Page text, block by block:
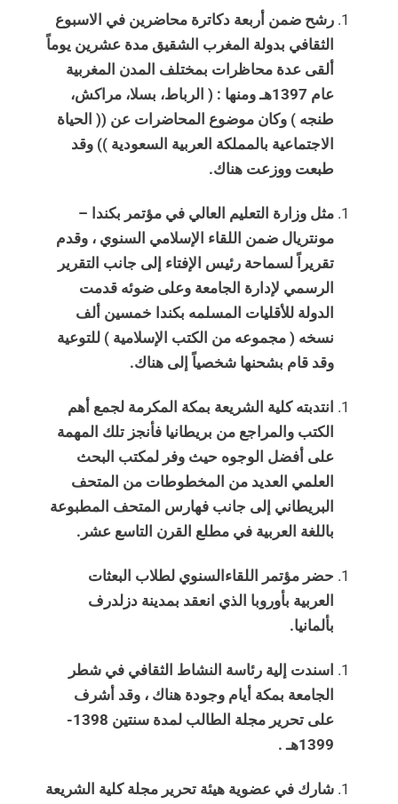
رشح ضمن أربعة دكاترة محاضرين في الاسبوع
الثقافي بدولة المغرب الشقيق مدة عشرين يوماً
ألقى عدة محاظرات بمختلف المدن المغربية
عام 1397هـ ومنها : ( الرباط، بسلا، مراكش،
طنجه ) وكان موضوع المحاضرات عن (( الحياة
الاجتماعية بالمملكة العربية السعودية )) وقد
طبعت ووزعت هناك.
مثل وزارة التعليم العالي في مؤتمر بكندا –
مونتريال ضمن اللقاء الإسلامي السنوي ، وقدم
تقريراً لسماحة رئيس الإفتاء إلى جانب التقرير
الرسمي لإدارة الجامعة وعلى ضوئه قدمت
الدولة للأقليات المسلمه بكندا خمسين ألف
نسخه ( مجموعه من الكتب الإسلامية ) للتوعية
وقد قام بشحنها شخصياً إلى هناك.
انتدبته كلية الشريعة بمكة المكرمة لجمع أهم
الكتب والمراجع من بريطانيا فأنجز تلك المهمة
على أفضل الوجوه حيث وفر لمكتب البحث
العلمي العديد من المخطوطات من المتحف
البريطاني إلى جانب فهارس المتحف المطبوعة
باللغة العربية في مطلع القرن التاسع عشر.
حضر مؤتمر اللقاءالسنوي لطلاب البعثات
العربية بأوروبا الذي انعقد بمدينة دزلدرف
بألمانيا.
اسندت إلية رئاسة النشاط الثقافي في شطر
الجامعة بمكة أيام وجودة هناك ، وقد أشرف
على تحرير مجلة الطالب لمدة سنتين 1398-
1399هـ .
شارك في عضوية هيئة تحرير مجلة كلية الشريعة